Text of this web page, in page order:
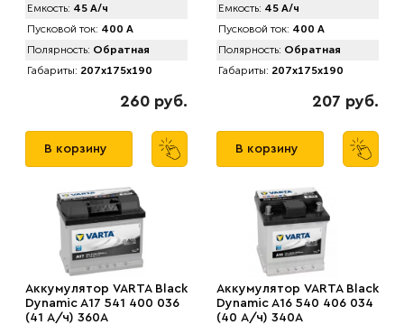
Емкость: 45 А/ч
Пусковой ток: 400 А
Полярность: Обратная
Габариты: 207x175x190
260 руб.
В корзину
Емкость: 45 А/ч
Пусковой ток: 400 А
Полярность: Обратная
Габариты: 207x175x190
207 руб.
В корзину
Аккумулятор VARTA Black
Dynamic A17 541 400 036
(41 А/ч) 360А
Аккумулятор VARTA Black
Dynamic A16 540 406 034
(40 А/ч) 340А